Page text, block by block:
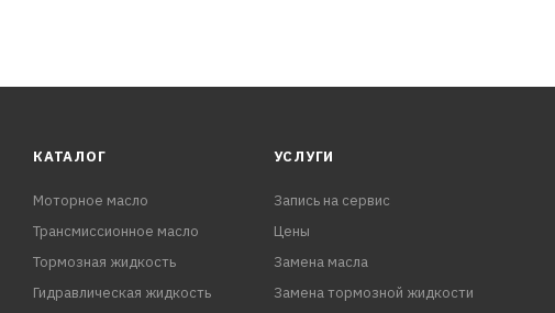
КАТАЛОГ
Моторное масло
Трансмиссионное масло
Тормозная жидкость
Гидравлическая жидкость
УСЛУГИ
Запись на сервис
Цены
Замена масла
Замена тормозной жидкости